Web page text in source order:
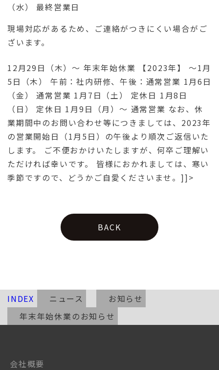
（水） 最終営業日
現場対応があるため、ご連絡がつきにくい場合がご
ざいます。
12月29日（木）〜 年末年始休業 【2023年】 〜1月
5日（木） 午前：社内研修、午後：通常営業 1月6日
（金） 通常営業 1月7日（土） 定休日 1月8日
（日） 定休日 1月9日（月）〜 通常営業 なお、休
業期間中のお問い合わせ等につきましては、2023年
の営業開始日（1月5日）の午後より順次ご返信いた
します。 ご不便おかけいたしますが、何卒ご理解い
ただければ幸いです。 皆様におかれましては、寒い
季節ですので、どうかご自愛くださいませ。]]>
BACK
INDEX ニュース
お知らせ
年末年始休業のお知らせ
会社概要